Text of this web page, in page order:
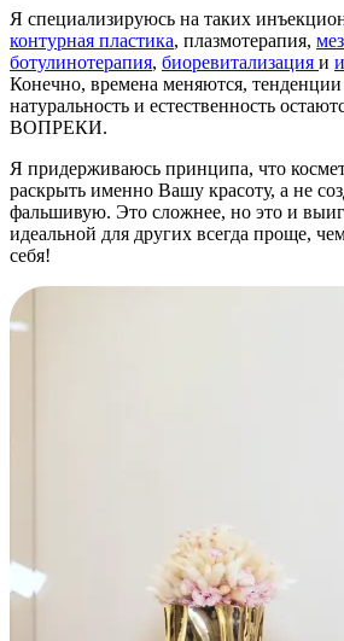
Я специализируюсь на таких
контурная пластика, плазмотерапия,
ботулинотерапия, биоревитализация и
Конечно, времена меняются,
натуральность и естественность
ВОПРЕКИ.
Я придерживаюсь принципа, что
раскрыть именно Вашу красоту, а не
фальшивую. Это сложнее, но это и
идеальной для других всегда проще,
себя!